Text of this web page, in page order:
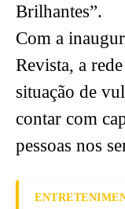
Brilhantes”.
Com a
Revista, a
situação de
contar com
pessoas nos